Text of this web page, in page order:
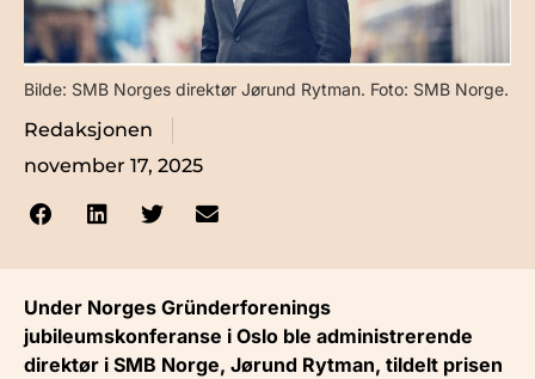
Bilde: SMB Norges direktør Jørund Rytman. Foto: SMB Norge.
Redaksjonen
november 17, 2025
Under Norges Gründerforenings
jubileumskonferanse i Oslo ble administrerende
direktør i SMB Norge, Jørund Rytman, tildelt prisen